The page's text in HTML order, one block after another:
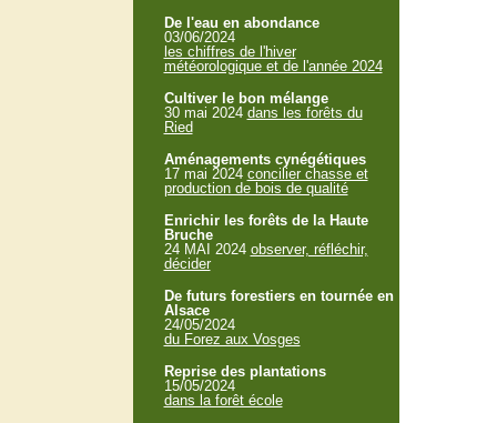
De l'eau en abondance
03/06/2024
les chiffres de l'hiver
météorologique et de l'année 2024
Cultiver le bon mélange
30 mai 2024 dans les forêts du
Ried
Aménagements cynégétiques
17 mai 2024 concilier chasse et
production de bois de qualité
Enrichir les forêts de la Haute
Bruche
24 MAI 2024 observer, réfléchir,
décider
De futurs forestiers en tournée en
Alsace
24/05/2024
du Forez aux Vosges
Reprise des plantations
15/05/2024
dans la forêt école